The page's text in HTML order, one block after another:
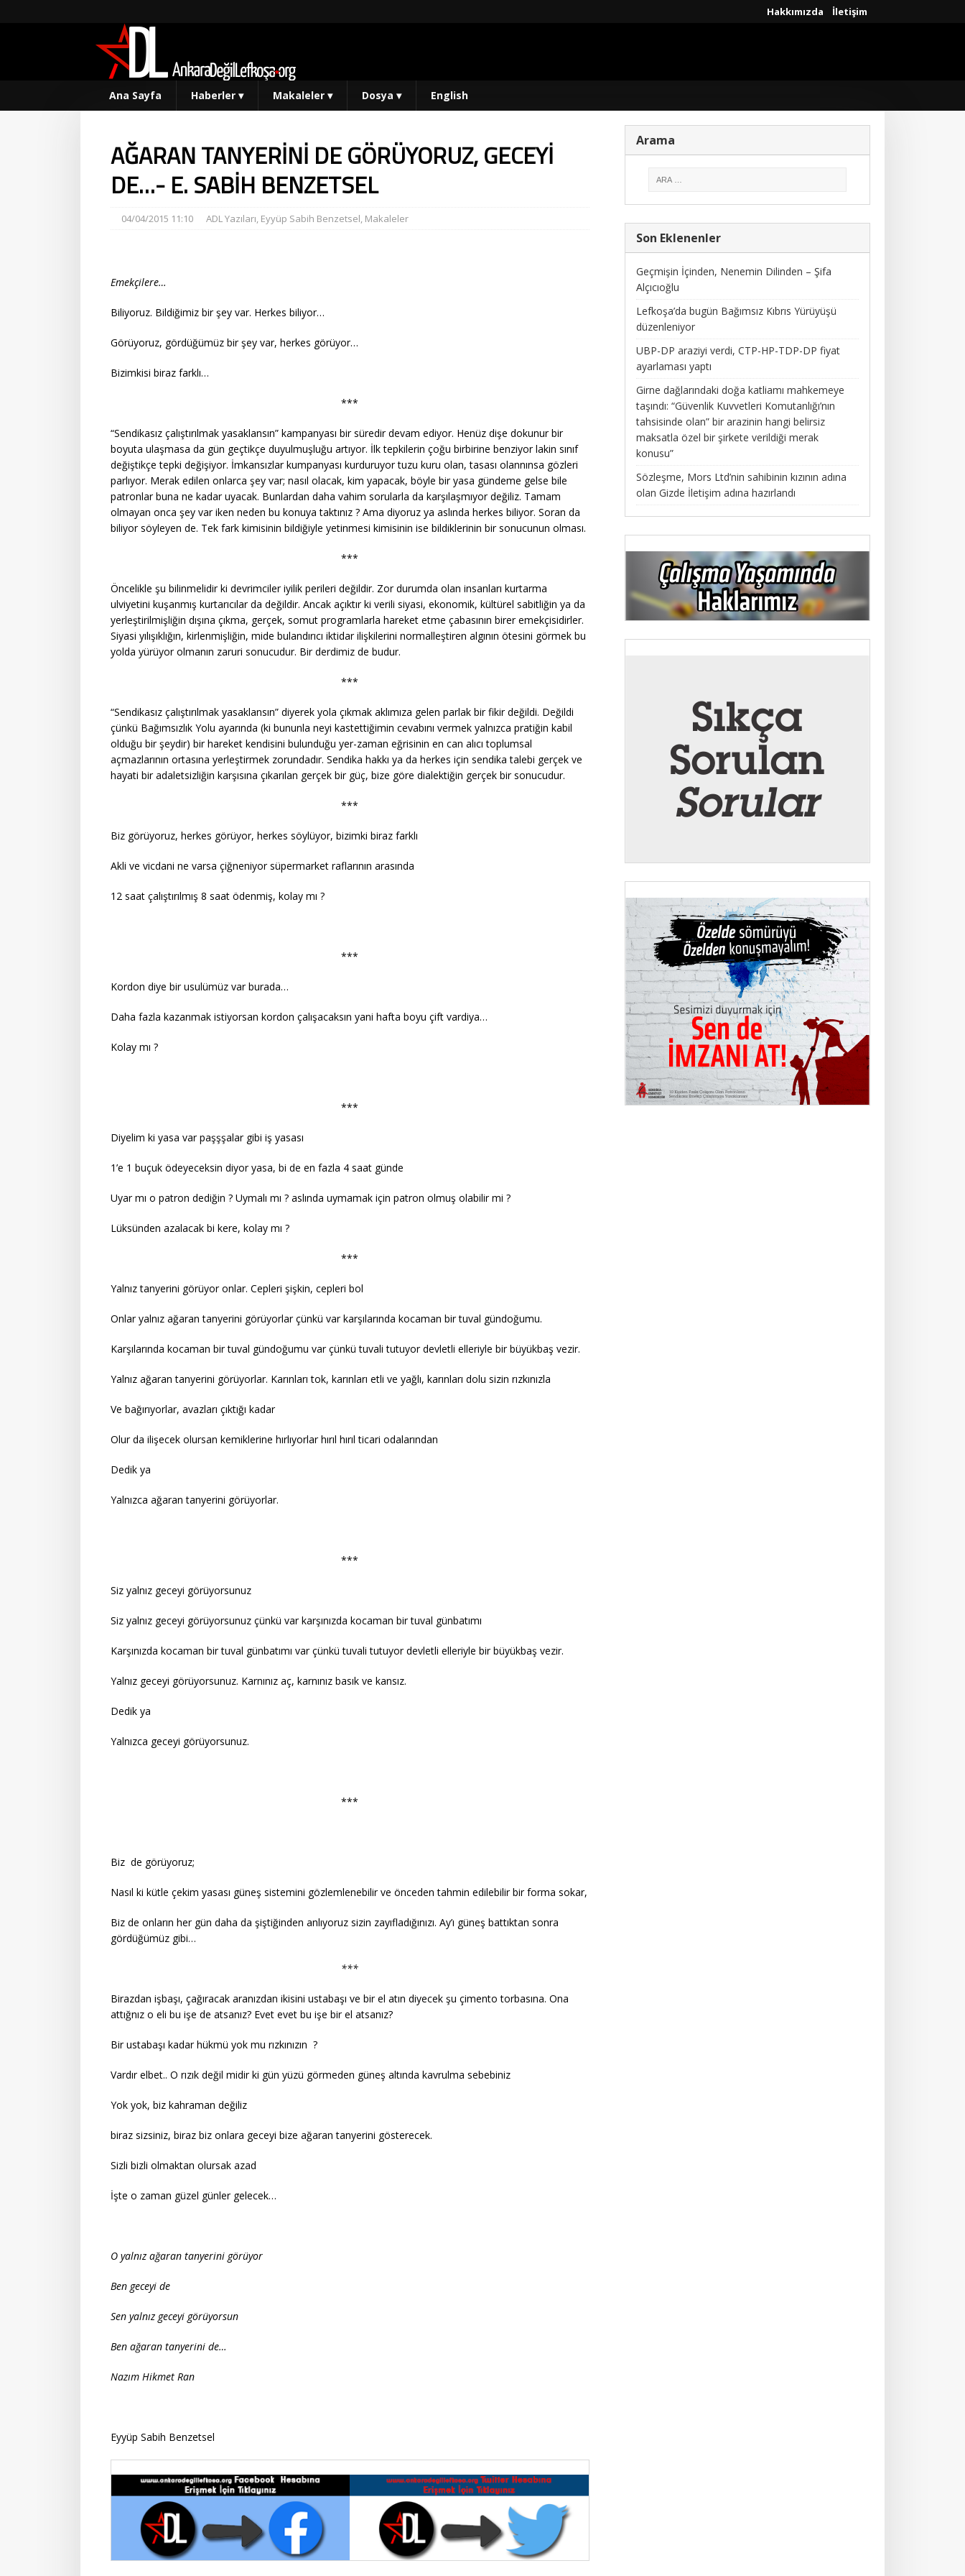
Hakkımızda İletişim
Ana Sayfa Haberler ▾ Makaleler ▾ Dosya ▾ English
AĞARAN TANYERİNİ DE GÖRÜYORUZ, GECEYİ
DE…- E. SABİH BENZETSEL
04/04/2015 11:10 ADL Yazıları, Eyyüp Sabih Benzetsel, Makaleler
Emekçilere…
Biliyoruz. Bildiğimiz bir şey var. Herkes biliyor…
Görüyoruz, gördüğümüz bir şey var, herkes görüyor…
Bizimkisi biraz farklı…
***
“Sendikasız çalıştırılmak yasaklansın” kampanyası bir süredir devam ediyor. Henüz dişe dokunur bir
boyuta ulaşmasa da gün geçtikçe duyulmuşluğu artıyor. İlk tepkilerin çoğu birbirine benziyor lakin sınıf
değiştikçe tepki değişiyor. İmkansızlar kumpanyası kurduruyor tuzu kuru olan, tasası olannınsa gözleri
parlıyor. Merak edilen onlarca şey var; nasıl olacak, kim yapacak, böyle bir yasa gündeme gelse bile
patronlar buna ne kadar uyacak. Bunlardan daha vahim sorularla da karşılaşmıyor değiliz. Tamam
olmayan onca şey var iken neden bu konuya taktınız ? Ama diyoruz ya aslında herkes biliyor. Soran da
biliyor söyleyen de. Tek fark kimisinin bildiğiyle yetinmesi kimisinin ise bildiklerinin bir sonucunun olması.
***
Öncelikle şu bilinmelidir ki devrimciler iyilik perileri değildir. Zor durumda olan insanları kurtarma
ulviyetini kuşanmış kurtarıcılar da değildir. Ancak açıktır ki verili siyasi, ekonomik, kültürel sabitliğin ya da
yerleştirilmişliğin dışına çıkma, gerçek, somut programlarla hareket etme çabasının birer emekçisidirler.
Siyasi yılışıklığın, kirlenmişliğin, mide bulandırıcı iktidar ilişkilerini normalleştiren algının ötesini görmek bu
yolda yürüyor olmanın zaruri sonucudur. Bir derdimiz de budur.
***
“Sendikasız çalıştırılmak yasaklansın” diyerek yola çıkmak aklımıza gelen parlak bir fikir değildi. Değildi
çünkü Bağımsızlık Yolu ayarında (ki bununla neyi kastettiğimin cevabını vermek yalnızca pratiğin kabil
olduğu bir şeydir) bir hareket kendisini bulunduğu yer-zaman eğrisinin en can alıcı toplumsal
açmazlarının ortasına yerleştirmek zorundadır. Sendika hakkı ya da herkes için sendika talebi gerçek ve
hayati bir adaletsizliğin karşısına çıkarılan gerçek bir güç, bize göre dialektiğin gerçek bir sonucudur.
***
Biz görüyoruz, herkes görüyor, herkes söylüyor, bizimki biraz farklı
Akli ve vicdani ne varsa çiğneniyor süpermarket raflarının arasında
12 saat çalıştırılmış 8 saat ödenmiş, kolay mı ?
***
Kordon diye bir usulümüz var burada…
Daha fazla kazanmak istiyorsan kordon çalışacaksın yani hafta boyu çift vardiya…
Kolay mı ?
***
Diyelim ki yasa var paşşşalar gibi iş yasası
1’e 1 buçuk ödeyeceksin diyor yasa, bi de en fazla 4 saat günde
Uyar mı o patron dediğin ? Uymalı mı ? aslında uymamak için patron olmuş olabilir mi ?
Lüksünden azalacak bi kere, kolay mı ?
***
Yalnız tanyerini görüyor onlar. Cepleri şişkin, cepleri bol
Onlar yalnız ağaran tanyerini görüyorlar çünkü var karşılarında kocaman bir tuval gündoğumu.
Karşılarında kocaman bir tuval gündoğumu var çünkü tuvali tutuyor devletli elleriyle bir büyükbaş vezir.
Yalnız ağaran tanyerini görüyorlar. Karınları tok, karınları etli ve yağlı, karınları dolu sizin rızkınızla
Ve bağırıyorlar, avazları çıktığı kadar
Olur da ilişecek olursan kemiklerine hırlıyorlar hırıl hırıl ticari odalarından
Dedik ya
Yalnızca ağaran tanyerini görüyorlar.
***
Siz yalnız geceyi görüyorsunuz
Siz yalnız geceyi görüyorsunuz çünkü var karşınızda kocaman bir tuval günbatımı
Karşınızda kocaman bir tuval günbatımı var çünkü tuvali tutuyor devletli elleriyle bir büyükbaş vezir.
Yalnız geceyi görüyorsunuz. Karnınız aç, karnınız basık ve kansız.
Dedik ya
Yalnızca geceyi görüyorsunuz.
***
Biz de görüyoruz;
Nasıl ki kütle çekim yasası güneş sistemini gözlemlenebilir ve önceden tahmin edilebilir bir forma sokar,
Biz de onların her gün daha da şiştiğinden anlıyoruz sizin zayıfladığınızı. Ay’ı güneş battıktan sonra
gördüğümüz gibi…
***
Birazdan işbaşı, çağıracak aranızdan ikisini ustabaşı ve bir el atın diyecek şu çimento torbasına. Ona
attığnız o eli bu işe de atsanız? Evet evet bu işe bir el atsanız?
Bir ustabaşı kadar hükmü yok mu rızkınızın ?
Vardır elbet.. O rızık değil midir ki gün yüzü görmeden güneş altında kavrulma sebebiniz
Yok yok, biz kahraman değiliz
biraz sizsiniz, biraz biz onlara geceyi bize ağaran tanyerini gösterecek.
Sizli bizli olmaktan olursak azad
İşte o zaman güzel günler gelecek…
O yalnız ağaran tanyerini görüyor
Ben geceyi de
Sen yalnız geceyi görüyorsun
Ben ağaran tanyerini de…
Nazım Hikmet Ran
Eyyüp Sabih Benzetsel
Arama
Son Eklenenler
Geçmişin İçinden, Nenemin Dilinden – Şifa
Alçıcıoğlu
Lefkoşa’da bugün Bağımsız Kıbrıs Yürüyüşü
düzenleniyor
UBP-DP araziyi verdi, CTP-HP-TDP-DP fiyat
ayarlaması yaptı
Girne dağlarındaki doğa katliamı mahkemeye
taşındı: “Güvenlik Kuvvetleri Komutanlığı’nın
tahsisinde olan” bir arazinin hangi belirsiz
maksatla özel bir şirkete verildiği merak
konusu”
Sözleşme, Mors Ltd’nin sahibinin kızının adına
olan Gizde İletişim adına hazırlandı